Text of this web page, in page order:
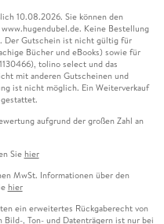
10.08.2026. Sie können den
Keine Bestellung
Der Gutschein ist nicht gültig für
Bücher und eBooks) sowie für
tolino select und das
mit anderen Gutscheinen und
ist nicht möglich. Ein Weiterverkauf
aufgrund der großen Zahl an
Sie hier
MwSt. Informationen über den
hier
ein erweitertes Rückgaberecht von
Bild-, Ton- und Datenträgern ist nur bei